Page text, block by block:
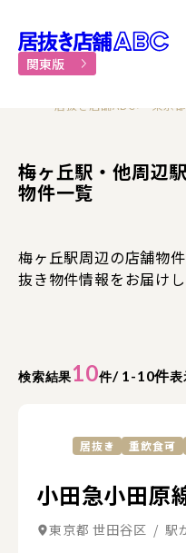
居抜き物件
関東版
居抜き店舗ABC 東京都
梅ヶ丘駅・他周辺
物件一覧
梅ヶ丘駅周辺の店舗物
抜き物件情報をお届け
検索結果10件/ 1-10件表
居抜き 重飲食可
小田急小田原
東京都 世田谷区 / 駅